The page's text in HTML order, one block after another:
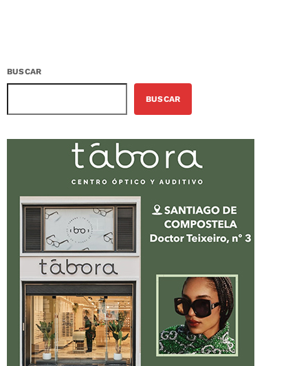
BUSCAR
BUSCAR